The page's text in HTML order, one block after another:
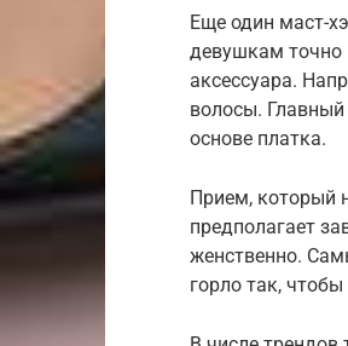
Еще один маст-
девушкам точно
аксессуара.
волосы.
основе платка.
Прием, который
предполагает
женственно.
горло так,